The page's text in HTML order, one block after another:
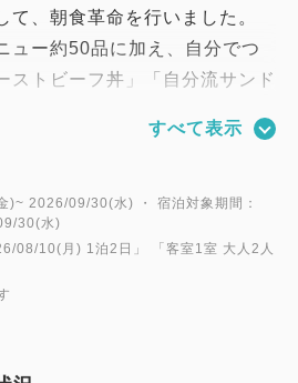
て、朝食革命を行いました。
ュー約50品に加え、自分でつ
ストビーフ丼」「自分流サンド
付けして頂けます。
非お楽しみください！
－－－－－－－－
すべて表示
2026/09/30(水) ・ 宿泊対象期間：
30(水)
08/10(月) 1泊2日 」 「 客室1室 大人2人